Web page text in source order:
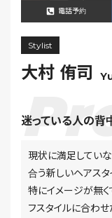
電話予約
Stylist
大村 侑司
迷っている人の背
現状に満足してい
合う新しいヘアスタ
特にイメージが無
フスタイルに合わ